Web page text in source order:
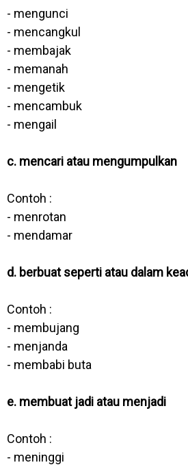
- mengunci
- mencangkul
- membajak
- memanah
- mengetik
- mencambuk
- mengail
c. mencari atau mengumpulkan
Contoh :
- menrotan
- mendamar
d. berbuat seperti atau dalam
Contoh :
- membujang
- menjanda
- membabi buta
e. membuat jadi atau menjadi
Contoh :
- meninggi